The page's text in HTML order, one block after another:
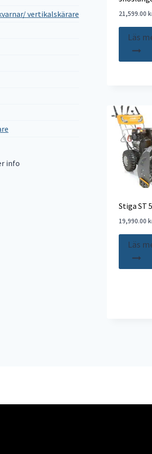
21,599.00
Läs
Stiga ST
19,990.00
Läs
vertikalskärare
info